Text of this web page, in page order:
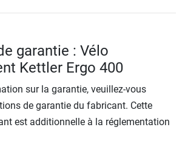
garantie : Vélo
Kettler Ergo 400
sur la garantie, veuillez-vous
de garantie du fabricant. Cette
est additionnelle à la réglementation